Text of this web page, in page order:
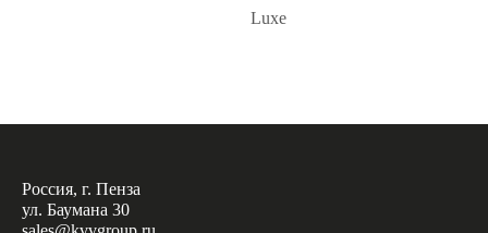
Россия, г. Пенза
ул. Баумана 30